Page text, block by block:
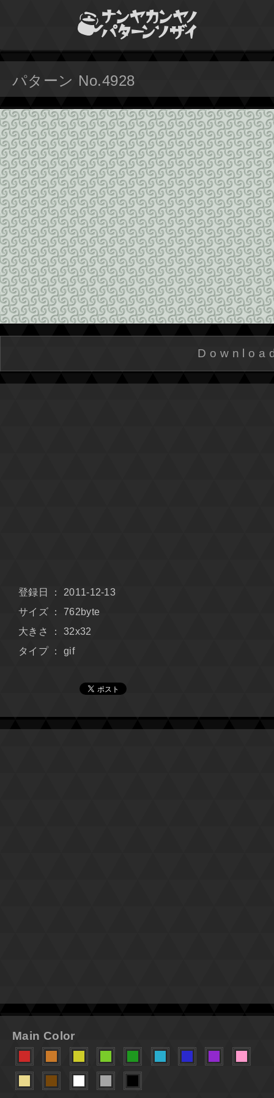
パターン No.4928
登録日 ： 2011-12-13
サイズ ： 762byte
大きさ ： 32x32
タイプ ： gif
Main Color